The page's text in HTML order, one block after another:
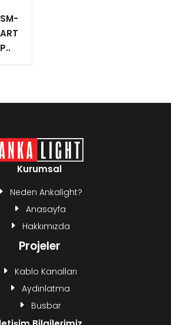
Kurumsal
Neden Ankalight?
Anasayfa
Hakkımızda
Projeler
Kablo Kanalları
Aydınlatma
Busbar